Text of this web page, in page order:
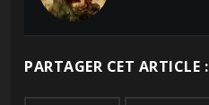
PARTAGER CET ARTICLE :